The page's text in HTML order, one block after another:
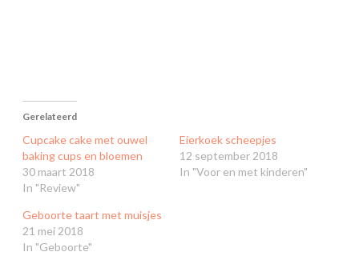
Gerelateerd
Cupcake cake met ouwel
baking cups en bloemen
30 maart 2018
In "Review"
Eierkoek scheepjes
12 september 2018
In "Voor en met kinderen"
Geboorte taart met muisjes
21 mei 2018
In "Geboorte"